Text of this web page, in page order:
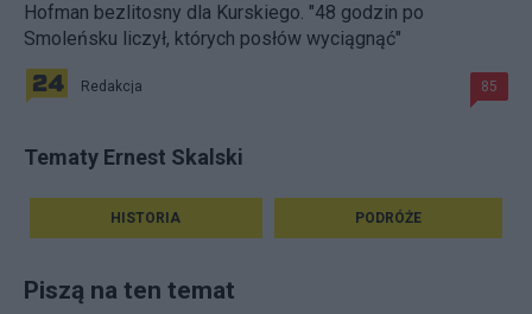
Hofman bezlitosny dla Kurskiego. "48 godzin po
Smoleńsku liczył, których posłów wyciągnąć"
Redakcja 85
Tematy Ernest Skalski
HISTORIA PODRÓŻE
Piszą na ten temat